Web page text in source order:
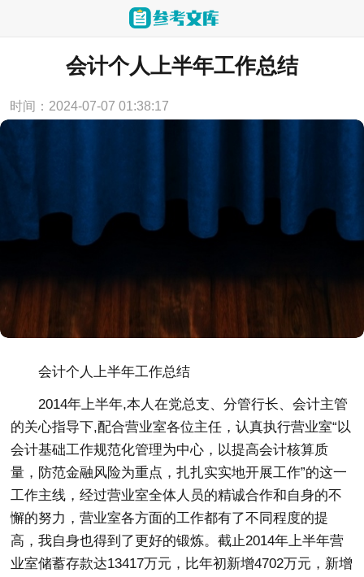
当前位置： 首页 > 工作计划
会计个人上半年工作总结
时间：2024-07-07 01:38:17
会计个人上半年工作总结
2014年上半年,本人在党总支、分管行长、会计主管
的关心指导下,配合营业室各位主任，认真执行营业室“以
会计基础工作规范化管理为中心，以提高会计核算质
量，防范金融风险为重点，扎扎实实地开展工作”的这一
工作主线，经过营业室全体人员的精诚合作和自身的不
懈的努力，营业室各方面的工作都有了不同程度的提
高，我自身也得到了更好的锻炼。截止2014年上半年营
业室储蓄存款达13417万元，比年初新增4702万元，新增